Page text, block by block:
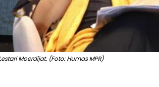
Moerdijat. (Foto: Humas MPR)